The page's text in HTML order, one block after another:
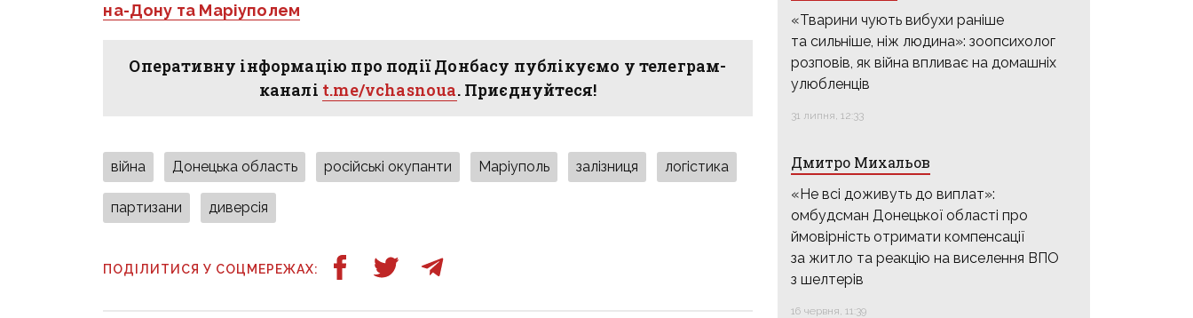
на-Дону та Маріуполем
Оперативну інформацію про події Донбасу публікуємо у телеграм-
каналі t.me/vchasnoua. Приєднуйтеся!
війна Донецька область російські окупанти Маріуполь залізниця логістика
партизани диверсія
ПОДІЛИТИСЯ У СОЦМЕРЕЖАХ:
«Тварини чують вибухи раніше
та сильніше, ніж людина»: зоопсихолог
розповів, як війна впливає на домашніх
улюбленців
31 липня, 12:33
Дмитро Михальов
«Не всі доживуть до виплат»:
омбудсман Донецької області про
ймовірність отримати компенсації
за житло та реакцію на виселення ВПО
з шелтерів
16 червня, 11:39